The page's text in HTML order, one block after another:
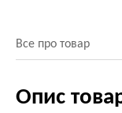
Все про товар
Опис